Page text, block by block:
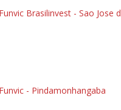
Funvic Brasilinvest - Sao Jose
Funvic - Pindamonhangaba